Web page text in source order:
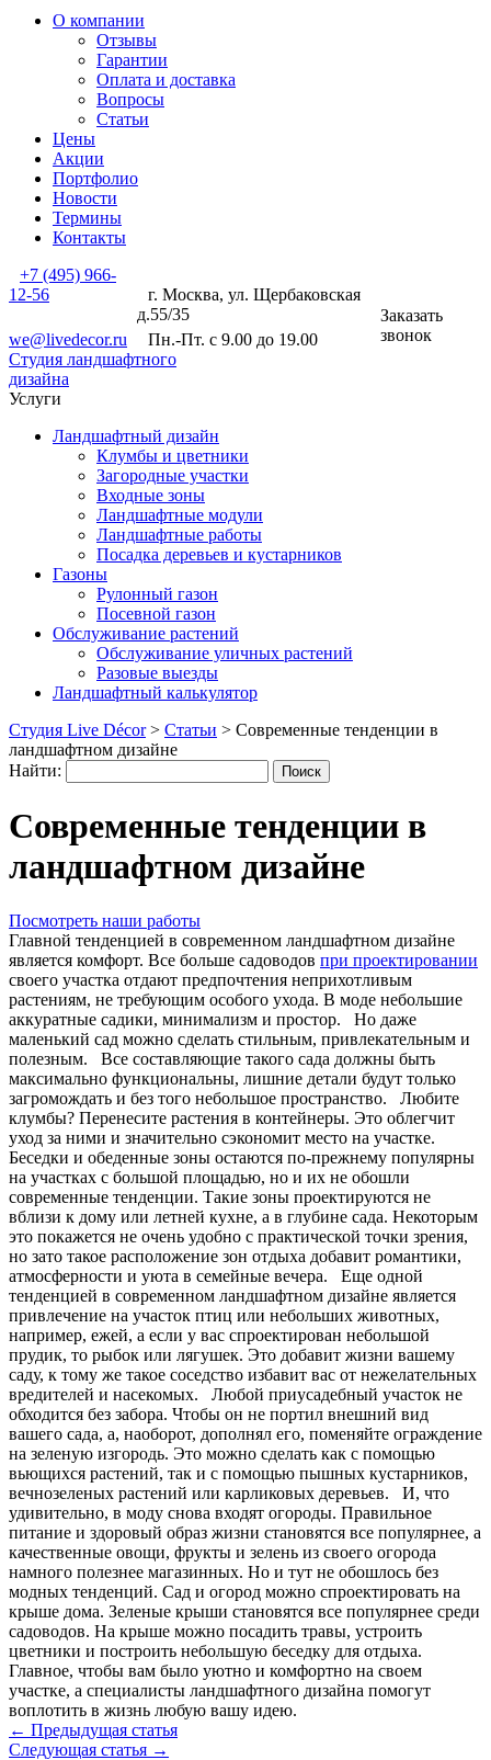
О компании
Отзывы
Гарантии
Оплата и доставка
Вопросы
Статьи
Цены
Акции
Портфолио
Новости
Термины
Контакты
+7 (495) 966-
12-56
we@livedecor.ru
г. Москва, ул. Щербаковская
д.55/35
Пн.-Пт. с 9.00 до 19.00
Заказать
звонок
Студия ландшафтного
дизайна
Услуги
Ландшафтный дизайн
Клумбы и цветники
Загородные участки
Входные зоны
Ландшафтные модули
Ландшафтные работы
Посадка деревьев и кустарников
Газоны
Рулонный газон
Посевной газон
Обслуживание растений
Обслуживание уличных растений
Разовые выезды
Ландшафтный калькулятор
Студия Live Décor> Статьи > Современные тенденции в
ландшафтном дизайне
Найти:
Современные тенденции в
ландшафтном дизайне
Посмотреть наши работы
Главной тенденцией в современном ландшафтном дизайне
является комфорт. Все больше садоводов при проектировании
своего участка отдают предпочтения неприхотливым
растениям, не требующим особого ухода. В моде небольшие
аккуратные садики, минимализм и простор. Но даже
маленький сад можно сделать стильным, привлекательным и
полезным. Все составляющие такого сада должны быть
максимально функциональны, лишние детали будут только
загромождать и без того небольшое пространство. Любите
клумбы? Перенесите растения в контейнеры. Это облегчит
уход за ними и значительно сэкономит место на участке.
Беседки и обеденные зоны остаются по-прежнему популярны
на участках с большой площадью, но и их не обошли
современные тенденции. Такие зоны проектируются не
вблизи к дому или летней кухне, а в глубине сада. Некоторым
это покажется не очень удобно с практической точки зрения,
но зато такое расположение зон отдыха добавит романтики,
атмосферности и уюта в семейные вечера. Еще одной
тенденцией в современном ландшафтном дизайне является
привлечение на участок птиц или небольших животных,
например, ежей, а если у вас спроектирован небольшой
прудик, то рыбок или лягушек. Это добавит жизни вашему
саду, к тому же такое соседство избавит вас от нежелательных
вредителей и насекомых. Любой приусадебный участок не
обходится без забора. Чтобы он не портил внешний вид
вашего сада, а, наоборот, дополнял его, поменяйте ограждение
на зеленую изгородь. Это можно сделать как с помощью
вьющихся растений, так и с помощью пышных кустарников,
вечнозеленых растений или карликовых деревьев. И, что
удивительно, в моду снова входят огороды. Правильное
питание и здоровый образ жизни становятся все популярнее, а
качественные овощи, фрукты и зелень из своего огорода
намного полезнее магазинных. Но и тут не обошлось без
модных тенденций. Сад и огород можно спроектировать на
крыше дома. Зеленые крыши становятся все популярнее среди
садоводов. На крыше можно посадить травы, устроить
цветники и построить небольшую беседку для отдыха.
Главное, чтобы вам было уютно и комфортно на своем
участке, а специалисты ландшафтного дизайна помогут
воплотить в жизнь любую вашу идею.
← Предыдущая статья
Следующая статья →